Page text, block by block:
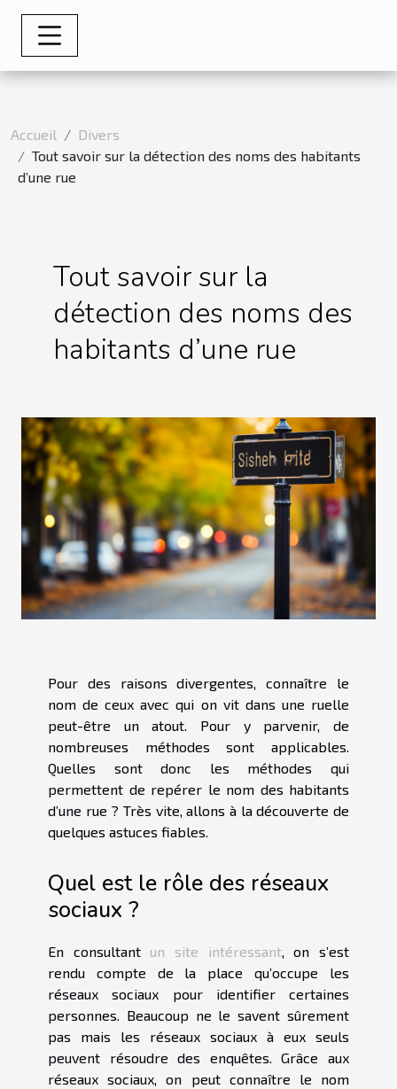
Accueil
Divers
Tout savoir sur la détection des noms des habitants
d’une rue
Tout savoir sur la
détection des noms des
habitants d’une rue
Pour des raisons divergentes, connaître le
nom de ceux avec qui on vit dans une ruelle
peut-être un atout. Pour y parvenir, de
nombreuses méthodes sont applicables.
Quelles sont donc les méthodes qui
permettent de repérer le nom des habitants
d’une rue ? Très vite, allons à la découverte de
quelques astuces fiables.
Quel est le rôle des réseaux
sociaux ?
En consultant un site intéressant, on s’est
rendu compte de la place qu’occupe les
réseaux sociaux pour identifier certaines
personnes. Beaucoup ne le savent sûrement
pas mais les réseaux sociaux à eux seuls
peuvent résoudre des enquêtes. Grâce aux
réseaux sociaux, on peut connaître le nom